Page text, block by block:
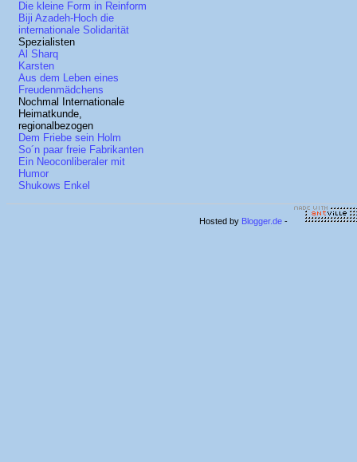
Die kleine Form in Reinform
Biji Azadeh-Hoch die
internationale Solidarität
Spezialisten
Al Sharq
Karsten
Aus dem Leben eines
Freudenmädchens
Nochmal Internationale
Heimatkunde,
regionalbezogen
Dem Friebe sein Holm
So´n paar freie Fabrikanten
Ein Neoconliberaler mit
Humor
Shukows Enkel
Hosted by Blogger.de -